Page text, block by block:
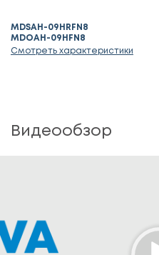
MDSAH-09HRFN8
MDOAH-09HFN8
Смотреть характеристики
Видеообзор